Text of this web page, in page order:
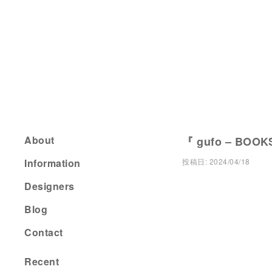
『 gufo –
投稿日: 2024/04/18
About
Information
Designers
Blog
Contact
Recent